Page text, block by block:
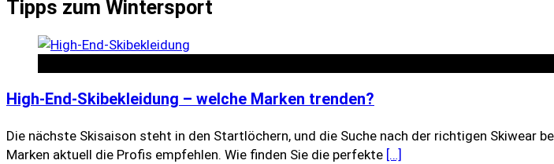
Tipps zum Wintersport
High-End-Skibekleidung – welche Marken trenden?
Die nächste Skisaison steht in den Startlöchern, und die Suche nach der richtigen Skiwear
Marken aktuell die Profis empfehlen. Wie finden Sie die perfekte […]